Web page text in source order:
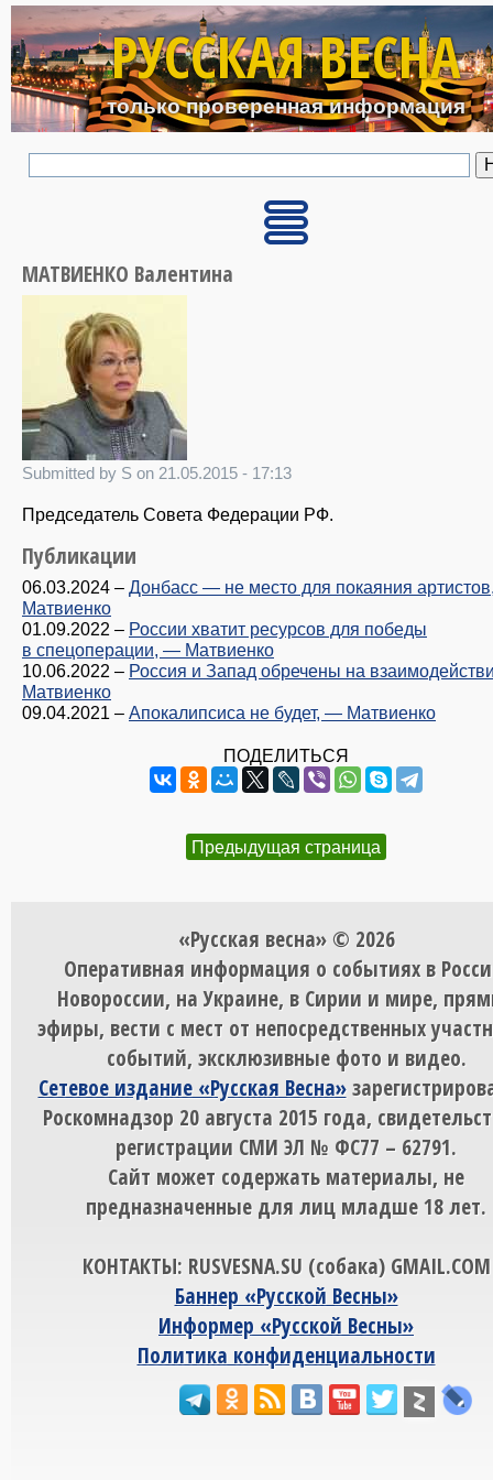
Перейти к основному
РУССКАЯ ВЕСНА
только проверенная информация
МАТВИЕНКО Валентина
Submitted by S on 21.05.2015 - 17:13
Председатель Совета Федерации РФ.
Публикации
06.03.2024 – Донбасс — не место для покаяния
Матвиенко
01.09.2022 – России хватит ресурсов для победы
в спецоперации, — Матвиенко
10.06.2022 – Россия и Запад обречены на
Матвиенко
09.04.2021 – Апокалипсиса не будет, — Матвиенко
ПОДЕЛИТЬСЯ
Предыдущая страница
«Русская весна» © 2026
Оперативная информация о событиях в
Новороссии, на Украине, в Сирии и мире,
эфиры, вести с мест от непосредственных
событий, эксклюзивные фото и видео.
Сетевое издание «Русская Весна»
Роскомнадзор 20 августа 2015 года,
регистрации СМИ ЭЛ № ФС77 – 62791.
Сайт может содержать материалы, не
предназначенные для лиц младше 18 лет.
КОНТАКТЫ: RUSVESNA.SU (собака) GMAIL.COM
Баннер «Русской Весны»
Информер «Русской Весны»
Политика конфиденциальности